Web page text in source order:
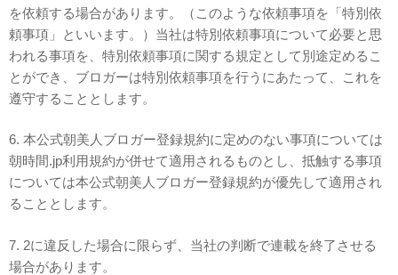
を依頼する場合があります。（このような依頼事項を「特別依
頼事項」といいます。）当社は特別依頼事項について必要と思
われる事項を、特別依頼事項に関する規定として別途定めるこ
とができ、ブロガーは特別依頼事項を行うにあたって、これを
遵守することとします。
6. 本公式朝美人ブロガー登録規約に定めのない事項については
朝時間.jp利用規約が併せて適用されるものとし、抵触する事項
については本公式朝美人ブロガー登録規約が優先して適用され
ることとします。
7. 2に違反した場合に限らず、当社の判断で連載を終了させる
場合があります。